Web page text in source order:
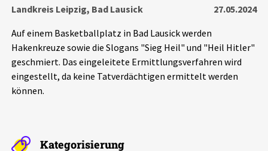
Leipziger Zustände
Schlaglichter
Landkreis Leipzig, Bad Lausick
27.05.2024
Auf einem Basketballplatz in Bad Lausick werden
Hakenkreuze sowie die Slogans "Sieg Heil" und "Heil Hitler"
geschmiert. Das eingeleitete Ermittlungsverfahren wird
eingestellt, da keine Tatverdächtigen ermittelt werden
können.
Kategorisierung